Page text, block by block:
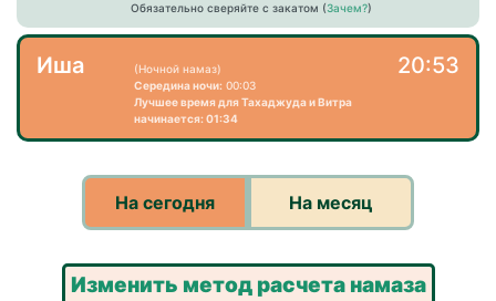
Обязательно сверяйте с закатом (Зачем?)
Иша
(Ночной намаз)
Середина ночи: 00:03
Лучшее время для Тахаджуда и Витра
начинается: 01:34
20:53
На сегодня На месяц
Изменить метод расчета намаза